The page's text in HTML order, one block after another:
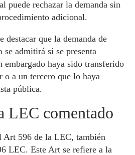
puede rechazar la demanda sin
adicional.
destacar que la demanda de
admitirá si se presenta
embargado haya sido transferido
o a un tercero que lo haya
pública.
LEC comentado
Art 596 de la LEC, también
LEC. Este Art se refiere a la